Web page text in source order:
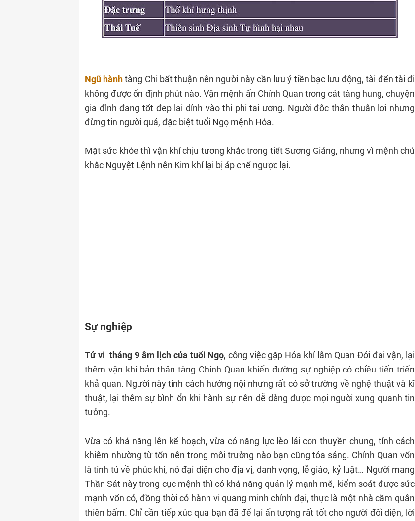
Ngũ hànhtàng Chi bất thuận nên người này cần lưu ý tiền bạc lưu động, tài đến tài đi
không được ổn định phút nào. Vận mệnh ẩn Chính Quan trong cát tàng hung, chuyện
gia đình đang tốt đẹp lại dính vào thị phi tai ương. Người độc thân thuận lợi nhưng
đừng tin người quá, đặc biệt tuổi Ngọ mệnh Hỏa.
Mặt sức khỏe thì vận khí chịu tương khắc trong tiết Sương Giáng, nhưng vì mệnh chủ
khắc Nguyệt Lệnh nên Kim khí lại bị áp chế ngược lại.
Sự nghiệp
Tử vi tháng 9 âm lịch của tuổi Ngọ, công việc gặp Hỏa khí lâm Quan Đới đại vận, lại
thêm vận khí bản thân tàng Chính Quan khiến đường sự nghiệp có chiều tiến triển
khả quan. Người này tính cách hướng nội nhưng rất có sở trường về nghệ thuật và kĩ
thuật, lại thêm sự bình ổn khi hành sự nên dễ dàng được mọi người xung quanh tin
tưởng.
Vừa có khả năng lên kế hoạch, vừa có năng lực lèo lái con thuyền chung, tính cách
khiêm nhường từ tốn nên trong môi trường nào bạn cũng tỏa sáng. Chính Quan vốn
là tinh tú về phúc khí, nó đại diện cho địa vị, danh vọng, lễ giáo, kỷ luật… Người mang
Thần Sát này trong cục mệnh thì có khả năng quản lý mạnh mẽ, kiểm soát được sức
mạnh vốn có, đồng thời có hành vi quang minh chính đại, thực là một nhà cầm quân
thiên bẩm. Chỉ cần tiếp xúc qua bạn đã để lại ấn tượng rất tốt cho người đối diện, lời